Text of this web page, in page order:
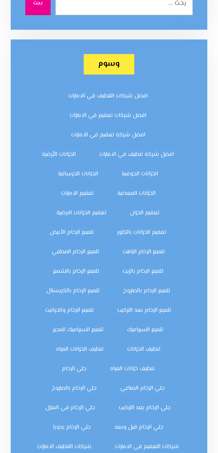
بحث
وسوم
افضل شركات التنظيف في الامارات
افضل شركات تعقيم في الامارات
افضل شركة تعقيم في الامارات
افضل شركة تنظيف في الامارات الخزانات الأرضية
الخزانات الجوفية الخزانات الخرسانية
الخزانات المعدنية تعقيم الامارات
تعقيم الخزان تعقيم الخزانات الارضية
تعقيم الخزانات بالكلور تلميع الرخام الأبيض
تلميع الرخام الباهت تلميع الرخام المطفي
تلميع الرخام بالزيت تلميع الرخام بالشمع
تلميع الرخام بالصاروخ تلميع الرخام بالكريستال
تلميع الرخام بعد التركيب تلميع الرخام والجرانيت
تلميع السيراميك تلميع السيراميك المجير
تنظيف الخزانات تنظيف الخزانات المياه
تنظيف خزانات المياه جلي الرخام
جلي الرخام الصناعي جلي الرخام بالصاروخ
جلي الرخام بعد التركيب جلي الرخام في المنزل
جلي الرخام قبل وبعد جلي الرخام يدويا
شركات التعقيم في الامارات شركات التنظيف الامارات